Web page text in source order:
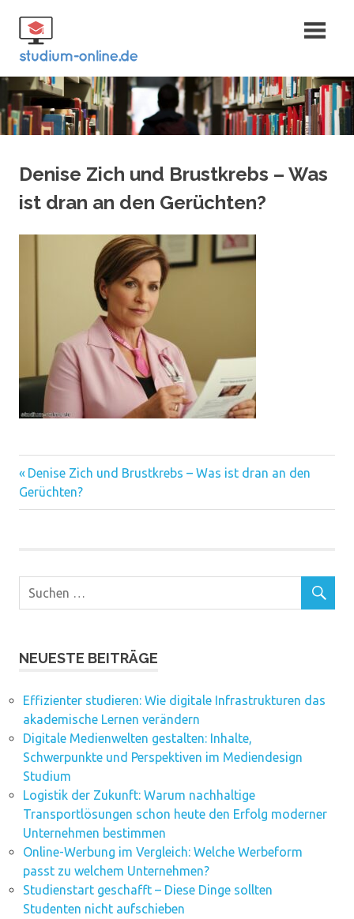
Inhalt
springen
Fernstudium
und Bachelor
Denise Zich und Brustkrebs – Was
ist dran an den Gerüchten?
Beitragsnavigation
Vorheriger
Beitrag:
Denise Zich und Brustkrebs – Was ist dran an den
Gerüchten?
NEUESTE BEITRÄGE
Effizienter studieren: Wie digitale Infrastrukturen das
akademische Lernen verändern
Digitale Medienwelten gestalten: Inhalte,
Schwerpunkte und Perspektiven im Mediendesign
Studium
Logistik der Zukunft: Warum nachhaltige
Transportlösungen schon heute den Erfolg moderner
Unternehmen bestimmen
Online-Werbung im Vergleich: Welche Werbeform
passt zu welchem Unternehmen?
Studienstart geschafft – Diese Dinge sollten
Studenten nicht aufschieben